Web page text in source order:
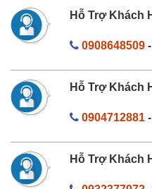
Hỗ Trợ Khách
0908648509-
Hỗ Trợ Khách
0904712881-
Hỗ Trợ Khách